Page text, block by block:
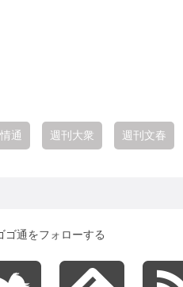
通 週刊大衆 週刊文春
ゴ通をフォローする